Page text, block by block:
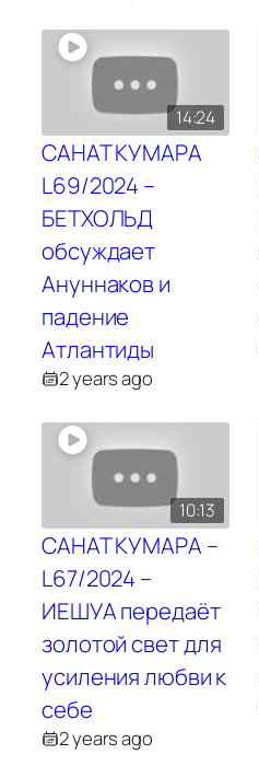
14:24
САНАТ КУМАРА
L69/2024 –
БЕТХОЛЬД
обсуждает
Ануннаков и
падение
Атлантиды
2 years ago
10:13
САНАТ КУМАРА –
L67/2024 –
ИЕШУА передаёт
золотой свет для
усиления любви к
себе
2 years ago